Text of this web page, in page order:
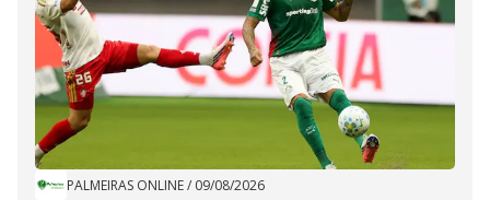
PALMEIRAS ONLINE/ 09/08/2026